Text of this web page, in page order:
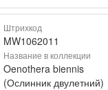
Штрихкод
MW1062011
Название в коллекции
Oenothera biennis
(Ослинник двулетний)